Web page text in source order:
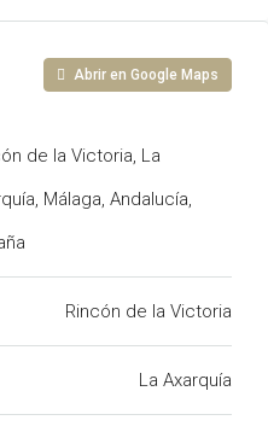
Abrir en Google Maps
de la Victoria, La
Málaga, Andalucía,
Rincón de la Victoria
La Axarquía